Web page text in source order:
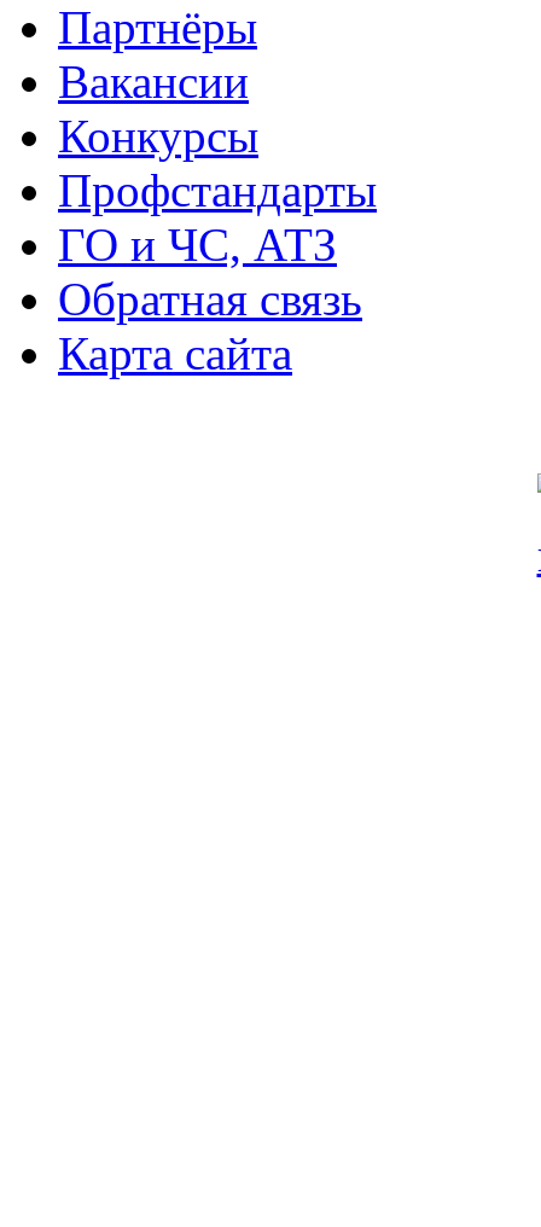
Партнёры
Вакансии
Конкурсы
Профстандарты
ГО и ЧС, АТЗ
Обратная связь
Карта сайта